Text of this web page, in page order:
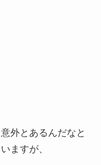
外とあるんだなと
ますが、